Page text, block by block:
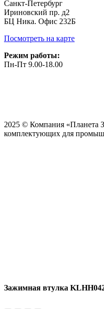
Санкт-Петербург
Ириновский пр. д2
БЦ Ника. Офис 232Б
Посмотреть на карте
Режим работы:
Пн-Пт 9.00-18.00
2025 © Компания «Планета
комплектующих для
Зажимная втулка